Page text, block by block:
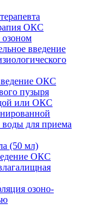
ОКС
озоном
введение
ОКС
пузыря
или ОКС
для приема
(50 мл)
ОКС
озоно-